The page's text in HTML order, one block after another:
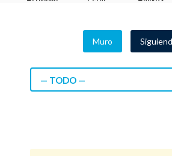
Muro
— TODO —